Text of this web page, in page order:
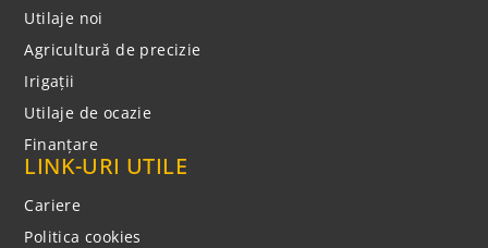
Utilaje noi
Agricultură de precizie
Irigații
Utilaje de ocazie
Finanțare
LINK-URI UTILE
Cariere
Politica cookies